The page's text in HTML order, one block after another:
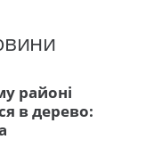
районі
в дерево: